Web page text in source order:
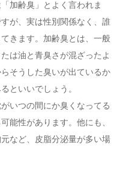
加齢臭」とよく言われま
が、実は性別関係なく、誰
きます。加齢臭とは、一般
は油と青臭さが混ざったよ
そうした臭いが出ているか
といいでしょう。
いつの間にか臭くなってる
能性があります。他にも、
など、皮脂分泌量が多い場